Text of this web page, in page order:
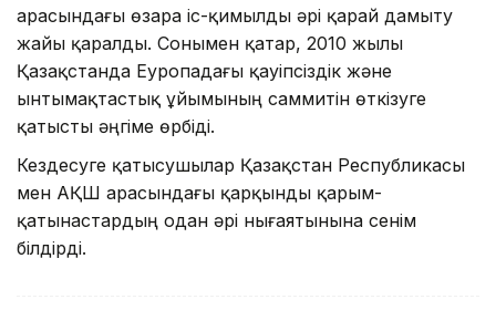
арасындағы өзара іс-қимылды әрі қарай дамыту
жайы қаралды. Сонымен қатар, 2010 жылы
Қазақстанда Еуропадағы қауіпсіздік және
ынтымақтастық ұйымының саммитін өткізуге
қатысты әңгіме өрбіді.
Кездесуге қатысушылар Қазақстан Республикасы
мен АҚШ арасындағы қарқынды қарым-
қатынастардың одан әрі нығаятынына сенім
білдірді.